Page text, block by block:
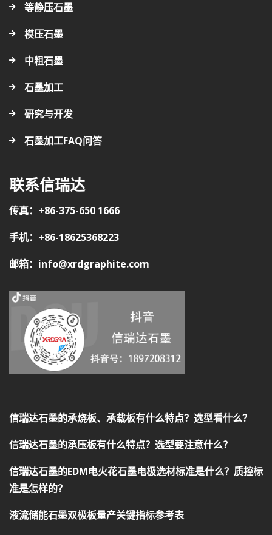
等静压石墨
模压石墨
中粗石墨
石墨加工
研究与开发
石墨加工FAQ问答
联系信瑞达
传真：+86-375-650 1666
手机：+86-18625368223
邮箱：info@xrdgraphite.com
信瑞达石墨的承烧板、承载板有什么特点？选型看什么？
信瑞达石墨的承压板有什么特点？选型要注意什么？
信瑞达石墨的EDM电火花石墨电极选材标准是什么？质控标
准是怎样的？
液流储能石墨双极板量产关键指标参考表